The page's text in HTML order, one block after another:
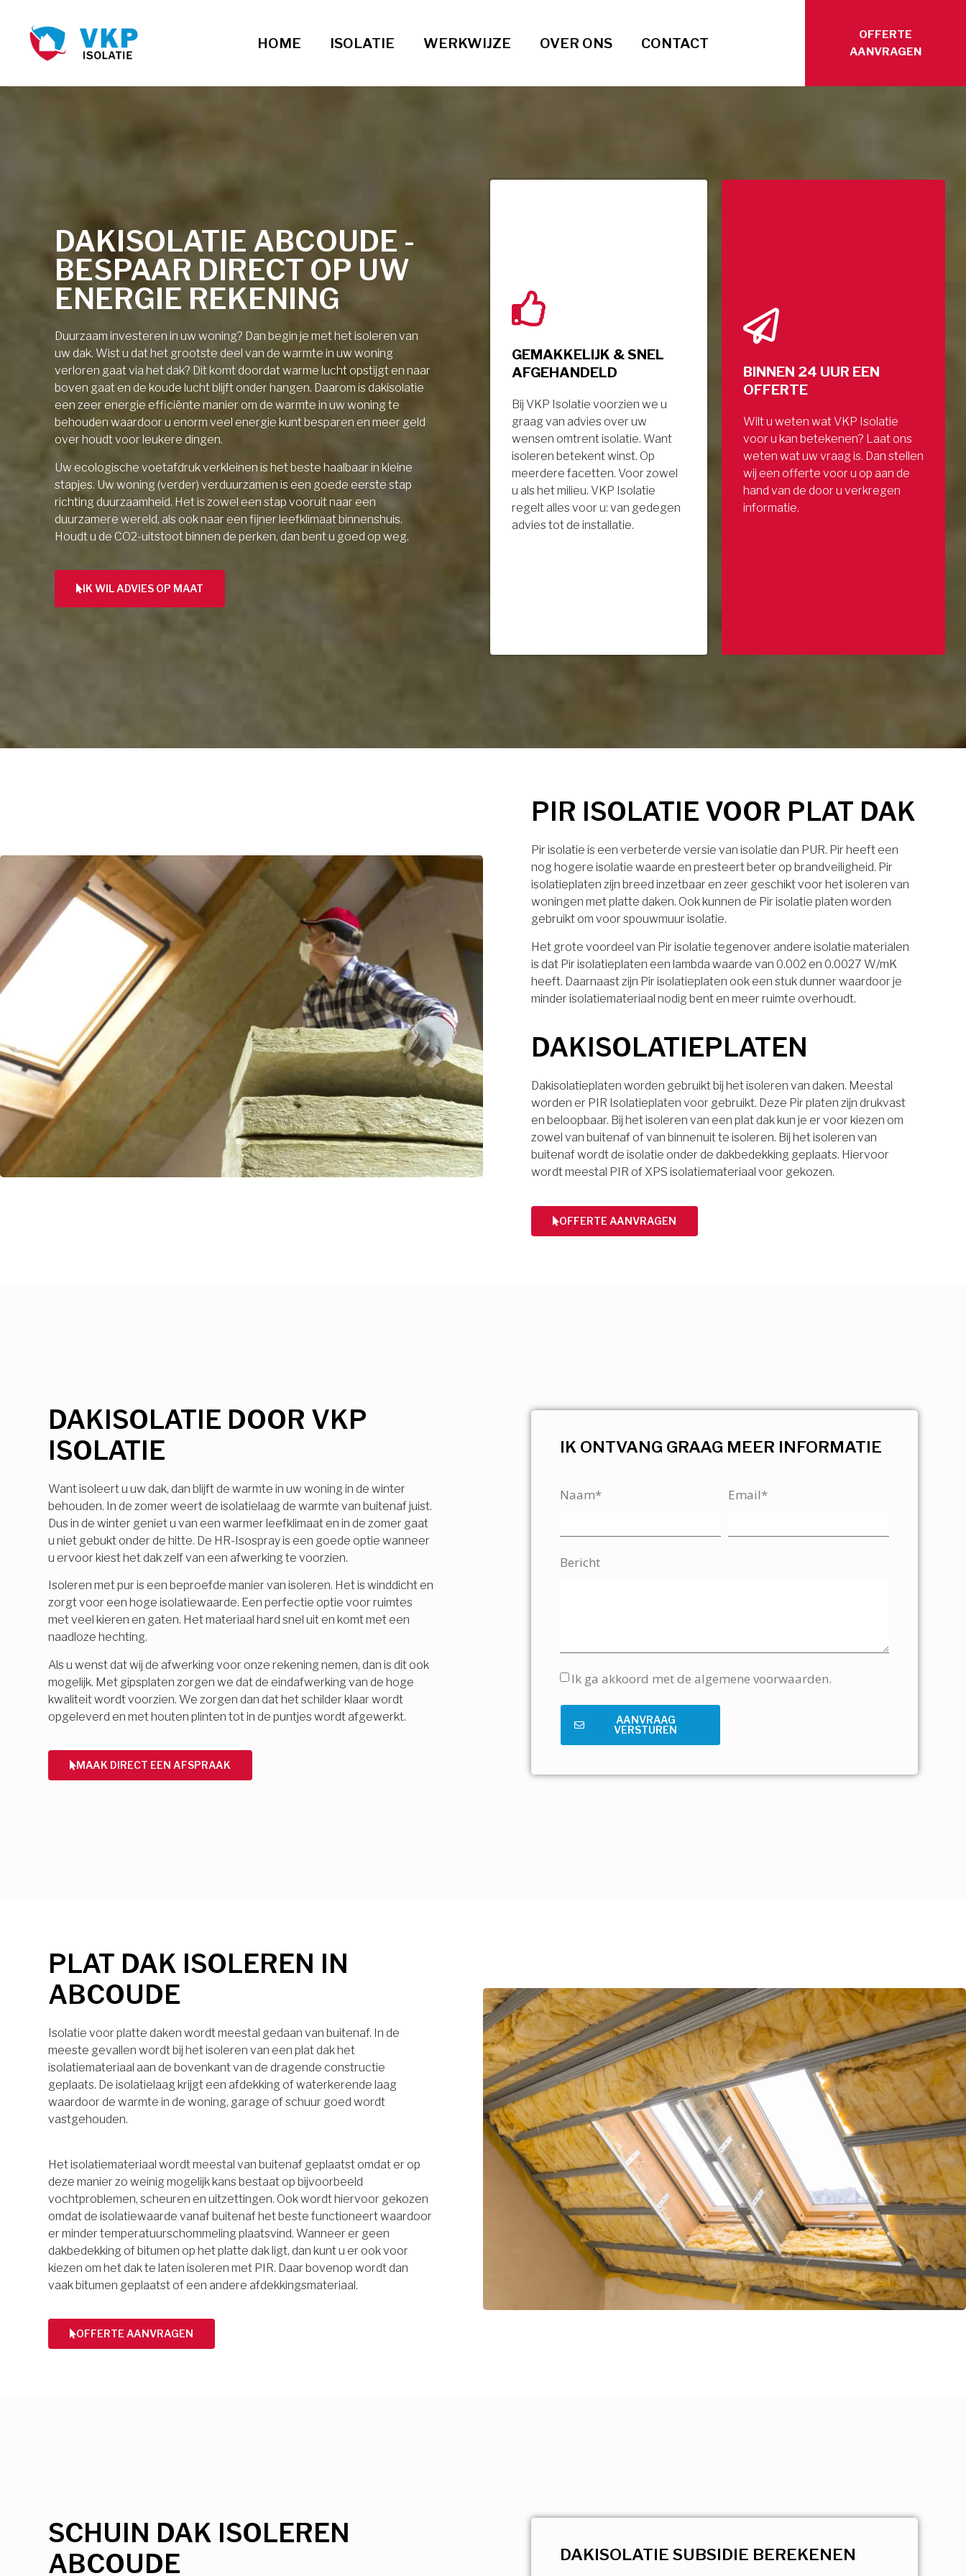
HOME ISOLATIE WERKWIJZE OVER ONS CONTACT
OFFERTE
AANVRAGEN
DAKISOLATIE ABCOUDE -
BESPAAR DIRECT OP UW
ENERGIE REKENING
Duurzaam investeren in uw woning? Dan begin je met het isoleren van
uw dak. Wist u dat het grootste deel van de warmte in uw woning
verloren gaat via het dak? Dit komt doordat warme lucht opstijgt en naar
boven gaat en de koude lucht blijft onder hangen. Daarom is dakisolatie
een zeer energie efficiënte manier om de warmte in uw woning te
behouden waardoor u enorm veel energie kunt besparen en meer geld
over houdt voor leukere dingen.
Uw ecologische voetafdruk verkleinen is het beste haalbaar in kleine
stapjes. Uw woning (verder) verduurzamen is een goede eerste stap
richting duurzaamheid. Het is zowel een stap vooruit naar een
duurzamere wereld, als ook naar een fijner leefklimaat binnenshuis.
Houdt u de CO2-uitstoot binnen de perken, dan bent u goed op weg.
IK WIL ADVIES OP MAAT
GEMAKKELIJK & SNEL
AFGEHANDELD
Bij VKP Isolatie voorzien we u
graag van advies over uw
wensen omtrent isolatie. Want
isoleren betekent winst. Op
meerdere facetten. Voor zowel
u als het milieu. VKP Isolatie
regelt alles voor u: van gedegen
advies tot de installatie.
BINNEN 24 UUR EEN
OFFERTE
Wilt u weten wat VKP Isolatie
voor u kan betekenen? Laat ons
weten wat uw vraag is. Dan stellen
wij een offerte voor u op aan de
hand van de door u verkregen
informatie.
PIR ISOLATIE VOOR PLAT DAK
Pir isolatie is een verbeterde versie van isolatie dan PUR. Pir heeft een
nog hogere isolatie waarde en presteert beter op brandveiligheid. Pir
isolatieplaten zijn breed inzetbaar en zeer geschikt voor het isoleren van
woningen met platte daken. Ook kunnen de Pir isolatie platen worden
gebruikt om voor spouwmuur isolatie.
Het grote voordeel van Pir isolatie tegenover andere isolatie materialen
is dat Pir isolatieplaten een lambda waarde van 0.002 en 0.0027 W/mK
heeft. Daarnaast zijn Pir isolatieplaten ook een stuk dunner waardoor je
minder isolatiemateriaal nodig bent en meer ruimte overhoudt.
DAKISOLATIEPLATEN
Dakisolatieplaten worden gebruikt bij het isoleren van daken. Meestal
worden er PIR Isolatieplaten voor gebruikt. Deze Pir platen zijn drukvast
en beloopbaar. Bij het isoleren van een plat dak kun je er voor kiezen om
zowel van buitenaf of van binnenuit te isoleren. Bij het isoleren van
buitenaf wordt de isolatie onder de dakbedekking geplaats. Hiervoor
wordt meestal PIR of XPS isolatiemateriaal voor gekozen.
OFFERTE AANVRAGEN
DAKISOLATIE DOOR VKP
ISOLATIE
Want isoleert u uw dak, dan blijft de warmte in uw woning in de winter
behouden. In de zomer weert de isolatielaag de warmte van buitenaf juist.
Dus in de winter geniet u van een warmer leefklimaat en in de zomer gaat
u niet gebukt onder de hitte. De HR-Isospray is een goede optie wanneer
u ervoor kiest het dak zelf van een afwerking te voorzien.
Isoleren met pur is een beproefde manier van isoleren. Het is winddicht en
zorgt voor een hoge isolatiewaarde. Een perfectie optie voor ruimtes
met veel kieren en gaten. Het materiaal hard snel uit en komt met een
naadloze hechting.
Als u wenst dat wij de afwerking voor onze rekening nemen, dan is dit ook
mogelijk. Met gipsplaten zorgen we dat de eindafwerking van de hoge
kwaliteit wordt voorzien. We zorgen dan dat het schilder klaar wordt
opgeleverd en met houten plinten tot in de puntjes wordt afgewerkt.
MAAK DIRECT EEN AFSPRAAK
IK ONTVANG GRAAG MEER INFORMATIE
Naam* Email*
Bericht
Ik ga akkoord met de algemene voorwaarden.
AANVRAAG
VERSTUREN
PLAT DAK ISOLEREN IN
ABCOUDE
Isolatie voor platte daken wordt meestal gedaan van buitenaf. In de
meeste gevallen wordt bij het isoleren van een plat dak het
isolatiemateriaal aan de bovenkant van de dragende constructie
geplaats. De isolatielaag krijgt een afdekking of waterkerende laag
waardoor de warmte in de woning, garage of schuur goed wordt
vastgehouden.
Het isolatiemateriaal wordt meestal van buitenaf geplaatst omdat er op
deze manier zo weinig mogelijk kans bestaat op bijvoorbeeld
vochtproblemen, scheuren en uitzettingen. Ook wordt hiervoor gekozen
omdat de isolatiewaarde vanaf buitenaf het beste functioneert waardoor
er minder temperatuurschommeling plaatsvind. Wanneer er geen
dakbedekking of bitumen op het platte dak ligt, dan kunt u er ook voor
kiezen om het dak te laten isoleren met PIR. Daar bovenop wordt dan
vaak bitumen geplaatst of een andere afdekkingsmateriaal.
OFFERTE AANVRAGEN
SCHUIN DAK ISOLEREN
ABCOUDE
DAKISOLATIE SUBSIDIE BEREKENEN